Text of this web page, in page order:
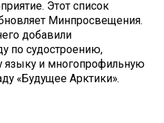
Этот список
Минпросвещения.
добавили
по судостроению,
языку и многопрофильную
«Будущее Арктики».